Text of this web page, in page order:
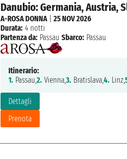
Danubio: Germania, Austria,
Dettagli
Prenota
A-ROSA DONNA| 25 NOV 2026
Durata: 4 notti
Partenza da: Passau Sbarco: Passau
Itinerario:
1. Passau,2. Vienna,3. Bratislava,4. Linz,